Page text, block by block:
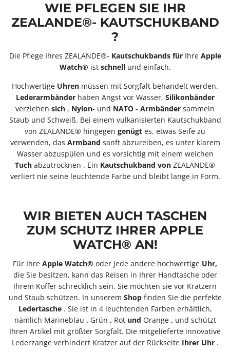
WIE PFLEGEN SIE IHR
ZEALANDE®- KAUTSCHUKBAND
?
Die Pflege Ihres ZEALANDE®- Kautschukbands für Ihre Apple
Watch® ist schnell und einfach.
Hochwertige Uhren müssen mit Sorgfalt behandelt werden.
Lederarmbänder haben Angst vor Wasser, Silikonbänder
verziehen sich , Nylon- und NATO - Armbänder sammeln
Staub und Schweiß. Bei einem vulkanisierten Kautschukband
von ZEALANDE® hingegen genügt es, etwas Seife zu
verwenden, das Armband sanft abzureiben, es unter klarem
Wasser abzuspülen und es vorsichtig mit einem weichen
Tuch abzutrocknen . Ein Kautschukband von ZEALANDE®
verliert nie seine leuchtende Farbe und bleibt lange in Form.
WIR BIETEN AUCH TASCHEN
ZUM SCHUTZ IHRER APPLE
WATCH® AN!
Für Ihre Apple Watch® oder jede andere hochwertige Uhr,
die Sie besitzen, kann das Reisen in Ihrer Handtasche oder
Ihrem Koffer schrecklich sein. Sie möchten sie vor Kratzern
und Staub schützen. In unserem Shop finden Sie die perfekte
Ledertasche . Sie ist in 4 leuchtenden Farben erhältlich,
nämlich Marineblau , Grün , Rot und Orange , und schützt
Ihren Artikel mit größter Sorgfalt. Die mitgelieferte innovative
Lederzange verhindert Kratzer auf der Rückseite Ihrer Uhr .